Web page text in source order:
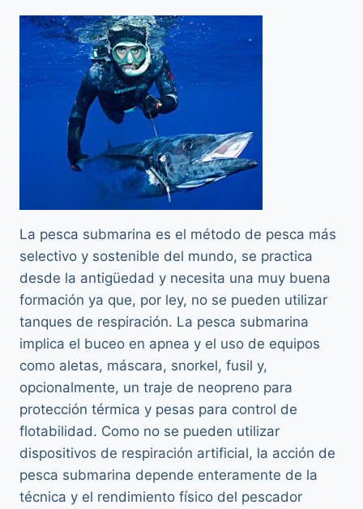
La pesca submarina es el método de pesca más
selectivo y sostenible del mundo, se practica
desde la antigüedad y necesita una muy buena
formación ya que, por ley, no se pueden utilizar
tanques de respiración. La pesca submarina
implica el buceo en apnea y el uso de equipos
como aletas, máscara, snorkel, fusil y,
opcionalmente, un traje de neopreno para
protección térmica y pesas para control de
flotabilidad. Como no se pueden utilizar
dispositivos de respiración artificial, la acción de
pesca submarina depende enteramente de la
técnica y el rendimiento físico del pescador